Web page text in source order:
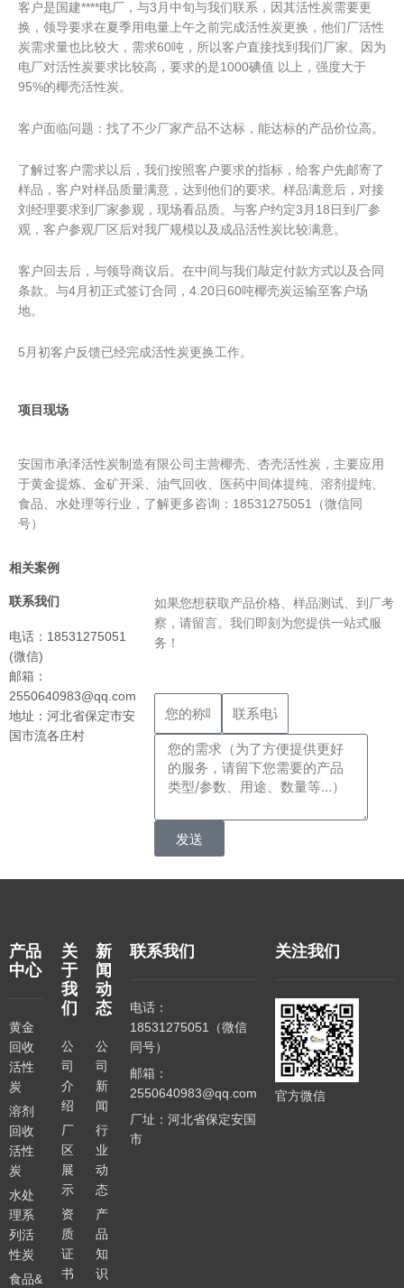
客户是国建****电厂，与3月中旬与我们联系，因其活性炭需要更
换，领导要求在夏季用电量上午之前完成活性炭更换，他们厂活性
炭需求量也比较大，需求60吨，所以客户直接找到我们厂家。因为
电厂对活性炭要求比较高，要求的是1000碘值 以上，强度大于
95%的椰壳活性炭。
客户面临问题：找了不少厂家产品不达标，能达标的产品价位高。
了解过客户需求以后，我们按照客户要求的指标，给客户先邮寄了
样品，客户对样品质量满意，达到他们的要求。样品满意后，对接
刘经理要求到厂家参观，现场看品质。与客户约定3月18日到厂参
观，客户参观厂区后对我厂规模以及成品活性炭比较满意。
客户回去后，与领导商议后。在中间与我们敲定付款方式以及合同
条款。与4月初正式签订合同，4.20日60吨椰壳炭运输至客户场
地。
5月初客户反馈已经完成活性炭更换工作。
项目现场
安国市承泽活性炭制造有限公司主营椰壳、杏壳活性炭，主要应用
于黄金提炼、金矿开采、油气回收、医药中间体提纯、溶剂提纯、
食品、水处理等行业，了解更多咨询：18531275051（微信同
号）
相关案例
联系我们
电话：18531275051
(微信)
邮箱：
2550640983@qq.com
地址：河北省保定市安
国市流各庄村
如果您想获取产品价格、样品测试、到厂考
察，请留言。我们即刻为您提供一站式服
务！
发送
产品
中心
黄金
回收
活性
炭
溶剂
回收
活性
炭
水处
理系
列活
性炭
食品&
关
于
我
们
公
司
介
绍
厂
区
展
示
资
质
证
书
新
闻
动
态
公
司
新
闻
行
业
动
态
产
品
知
识
联系我们
电话：
18531275051（微信
同号）
邮箱：
2550640983@qq.com
厂址：河北省保定安国
市
关注我们
官方微信